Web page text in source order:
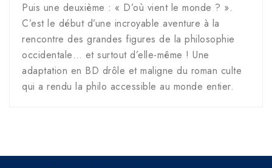
Puis une deuxième : « D’où vient le monde ? ».
C’est le début d’une incroyable aventure à la
rencontre des grandes figures de la philosophie
occidentale… et surtout d’elle-même ! Une
adaptation en BD drôle et maligne du roman culte
qui a rendu la philo accessible au monde entier.